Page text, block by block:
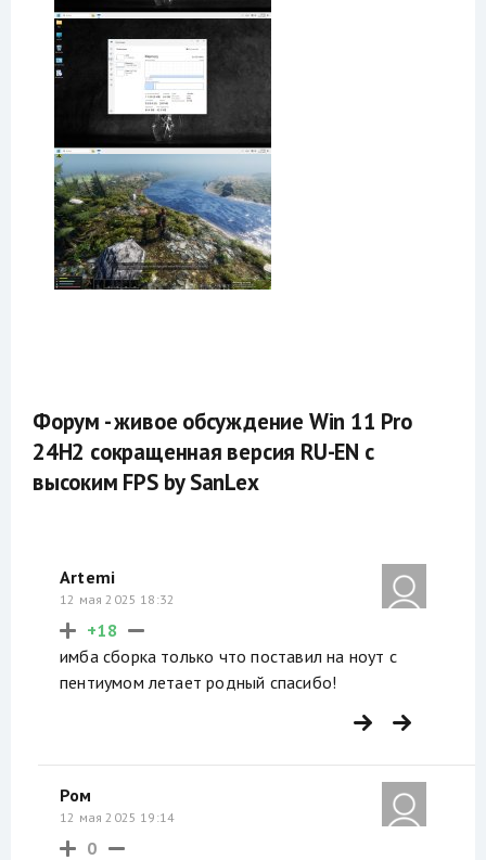
Форум - живое обсуждение Win 11 Pro
24H2 сокращенная версия RU-EN с
высоким FPS by SanLex
Artemi
12 мая 2025 18:32
+18
имба сборка только что поставил на ноут с
пентиумом летает родный спасибо!
Ром
12 мая 2025 19:14
0